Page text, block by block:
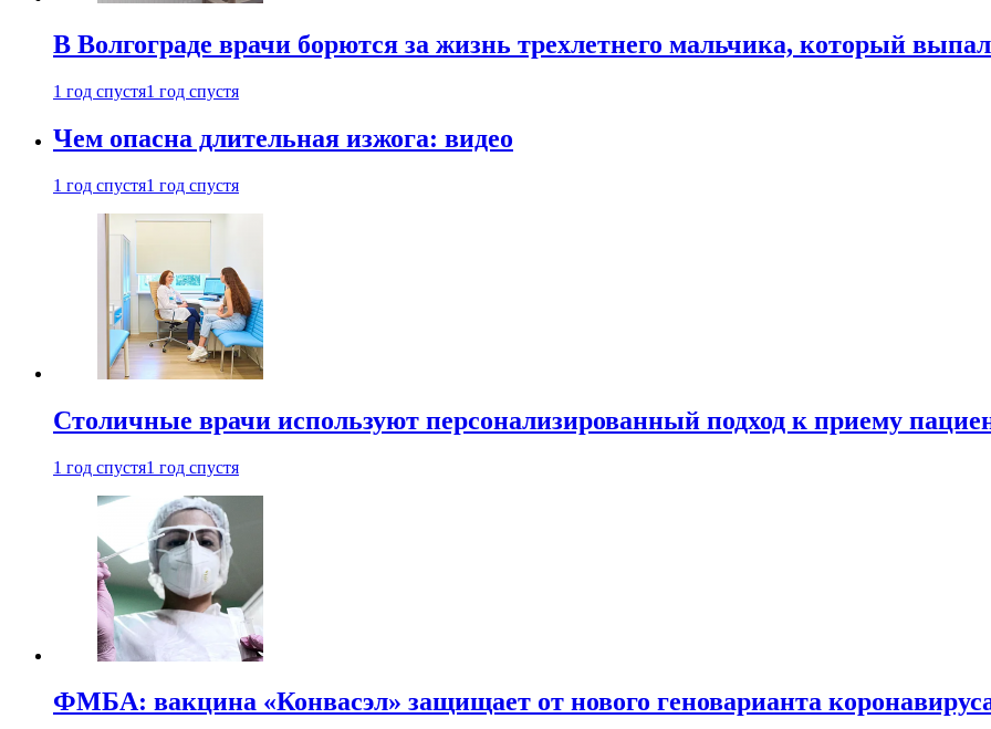
В Волгограде врачи борются за жизнь трехлетнего мальчика, который
1 год спустя1 год спустя
Чем опасна длительная изжога: видео
1 год спустя1 год спустя
Столичные врачи используют персонализированный подход к приему
1 год спустя1 год спустя
ФМБА: вакцина «Конвасэл» защищает от нового геноварианта